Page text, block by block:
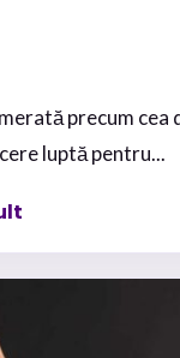
precum cea
luptă pentru...